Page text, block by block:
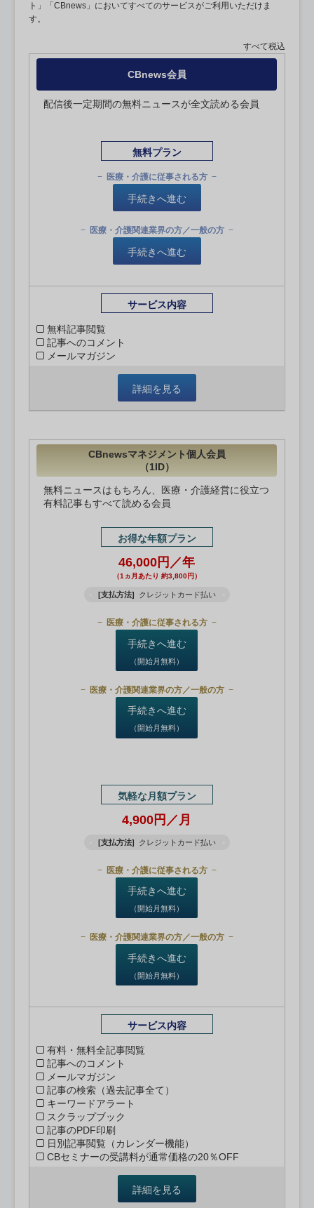
ト」「CBnews」においてすべてのサービスがご利用いただけま
す。
すべて税込
CBnews会員
配信後一定期間の無料ニュースが全文読める会員
無料プラン
医療・介護に従事される方
手続きへ進む
医療・介護関連業界の方／一般の方
手続きへ進む
サービス内容
無料記事閲覧
記事へのコメント
メールマガジン
詳細を見る
CBnewsマネジメント個人会員
（1ID）
無料ニュースはもちろん、医療・介護経営に役立つ
有料記事もすべて読める会員
お得な年額プラン
46,000円／年
（1ヵ月あたり 約3,800円）
[支払方法] クレジットカード払い
医療・介護に従事される方
手続きへ進む
（開始月無料）
医療・介護関連業界の方／一般の方
手続きへ進む
（開始月無料）
気軽な月額プラン
4,900円／月
[支払方法] クレジットカード払い
医療・介護に従事される方
手続きへ進む
（開始月無料）
医療・介護関連業界の方／一般の方
手続きへ進む
（開始月無料）
サービス内容
有料・無料全記事閲覧
記事へのコメント
メールマガジン
記事の検索（過去記事全て）
キーワードアラート
スクラップブック
記事のPDF印刷
日別記事閲覧（カレンダー機能）
CBセミナーの受講料が通常価格の20％OFF
詳細を見る